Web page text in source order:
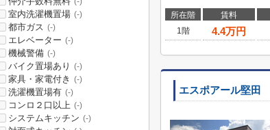
所在階 賃料
1階
4.4万円
エスポアール堅田
室内洗濯機置場 (-)
都市ガス (-)
エレベーター (-)
機械警備 (-)
バイク置場あり (-)
家具・家電付き (-)
洗濯機置場有 (-)
コンロ２口以上 (-)
システムキッチン (-)